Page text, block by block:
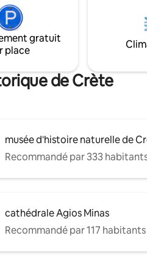
grand
un
des
de la
bain spacieuse. Il fait
complexe
cœur de la ville qui
hébergement
gratuit
place
de Crète
musée d'histoire naturelle de
Recommandé par 333
cathédrale Agios Minas
Recommandé par 117 habitants